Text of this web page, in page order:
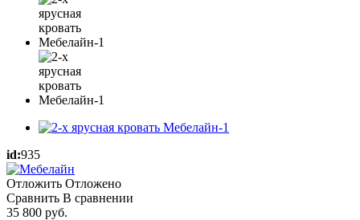
id:935
Отложить Отложено
Сравнить В сравнении
35 800 руб.